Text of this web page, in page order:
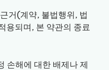
거(계약, 불법행위, 법
용되며, 본 약관의 종료
손해에 대한 배제나 제